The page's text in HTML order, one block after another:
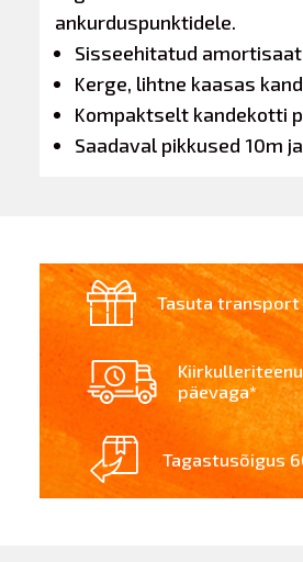
ankurduspunktidele.
Sisseehitatud
Kerge, lihtne kaasas
Kompaktselt kandekotti
Saadaval pikkused 10m
Tasuta
päevaga*
Tagastusõigus